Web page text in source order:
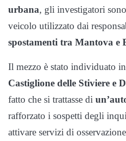
urbana, gli investigatori
veicolo utilizzato dai
spostamenti tra Mantova e
Il mezzo è stato individuato
Castiglione delle Stiviere e
fatto che si trattasse di
rafforzato i sospetti degli
attivare servizi di